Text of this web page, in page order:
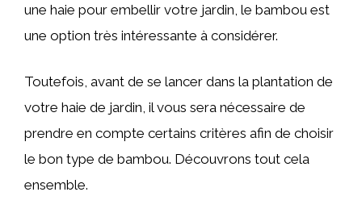
une haie pour embellir votre jardin, le bambou est
une option très intéressante à considérer.
Toutefois, avant de se lancer dans la plantation de
votre haie de jardin, il vous sera nécessaire de
prendre en compte certains critères afin de choisir
le bon type de bambou. Découvrons tout cela
ensemble.